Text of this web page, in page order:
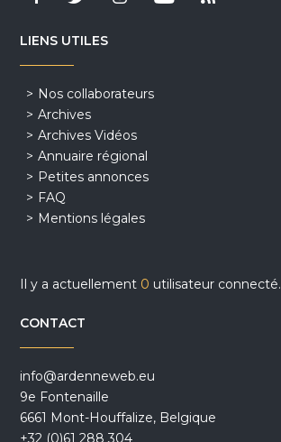
LIENS UTILES
Nos collaborateurs
Archives
Archives Vidéos
Annuaire régional
Petites annonces
FAQ
Mentions légales
Il y a actuellement 0 utilisateur connecté.
CONTACT
info@ardenneweb.eu
9e Fontenaille
6661 Mont-Houffalize, Belgique
+32 (0)61 288 304